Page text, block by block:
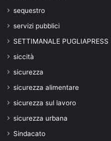
sequestro
servizi pubblici
SETTIMANALE PUGLIAPRESS
siccità
sicurezza
sicurezza alimentare
sicurezza sul lavoro
sicurezza urbana
Sindacato